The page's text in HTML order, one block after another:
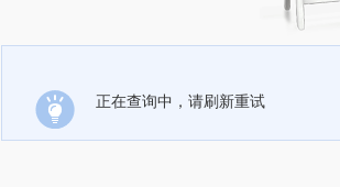
正在查询中，请刷新重试